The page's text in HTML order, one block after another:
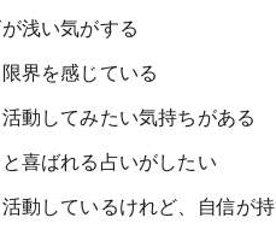
浅い気がする
界を感じている
動してみたい気持ちがある
喜ばれる占いがしたい
動しているけれど、自信が